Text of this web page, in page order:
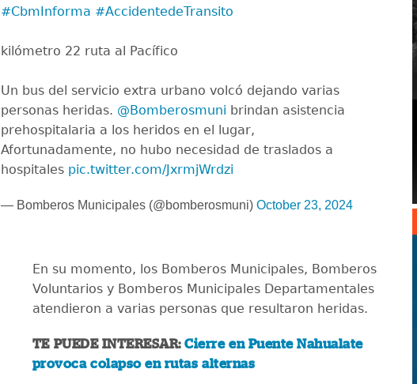
#CbmInforma #AccidentedeTransito
kilómetro 22 ruta al Pacífico
Un bus del servicio extra urbano volcó dejando varias
personas heridas. @Bomberosmuni brindan asistencia
prehospitalaria a los heridos en el lugar,
Afortunadamente, no hubo necesidad de traslados a
hospitales pic.twitter.com/JxrmjWrdzi
— Bomberos Municipales (@bomberosmuni) October 23, 2024
En su momento, los Bomberos Municipales, Bomberos
Voluntarios y Bomberos Municipales Departamentales
atendieron a varias personas que resultaron heridas.
TE PUEDE INTERESAR:Cierre en Puente Nahualate
provoca colapso en rutas alternas